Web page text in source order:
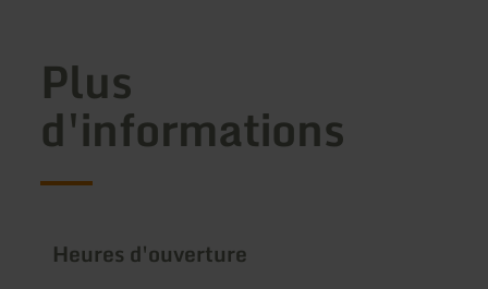
Plus
d'informations
Heures d'ouverture